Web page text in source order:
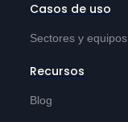
Casos de uso
Sectores y equipos
Recursos
Blog